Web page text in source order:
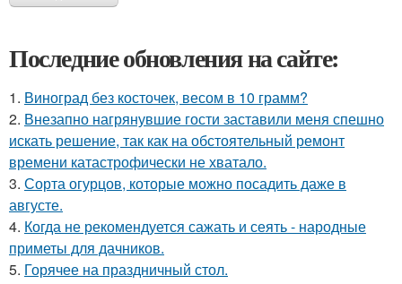
Последние обновления на сайте:
1. Виноград без косточек, весом в 10 грамм?
2. Внезапно нагрянувшие гости заставили меня спешно
искать решение, так как на обстоятельный ремонт
времени катастрофически не хватало.
3. Сорта огурцов, которые можно посадить даже в
августе.
4. Когда не рекомендуется сажать и сеять - народные
приметы для дачников.
5. Горячее на праздничный стол.